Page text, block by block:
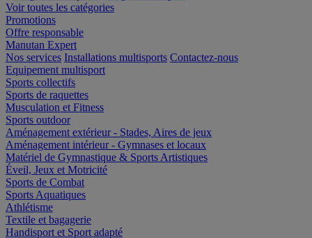
Voir toutes les catégories
Promotions
Offre responsable
Manutan Expert
Nos services Installations multisports Contactez-nous
Equipement multisport
Sports collectifs
Sports de raquettes
Musculation et Fitness
Sports outdoor
Aménagement extérieur - Stades, Aires de jeux
Aménagement intérieur - Gymnases et locaux
Matériel de Gymnastique & Sports Artistiques
Éveil, Jeux et Motricité
Sports de Combat
Sports Aquatiques
Athlétisme
Textile et bagagerie
Handisport et Sport adapté